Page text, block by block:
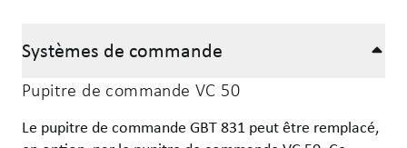
Systèmes de commande
Pupitre de commande VC 50
Le pupitre de commande GBT 831 peut être remplacé,